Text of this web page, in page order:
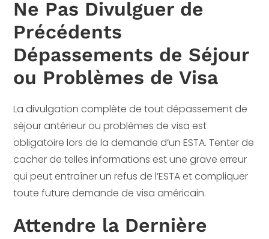
Ne Pas Divulguer de
Précédents
Dépassements de Séjour
ou Problèmes de Visa
La divulgation complète de tout dépassement de
séjour antérieur ou problèmes de visa est
obligatoire lors de la demande d’un ESTA. Tenter de
cacher de telles informations est une grave erreur
qui peut entraîner un refus de l’ESTA et compliquer
toute future demande de visa américain.
Attendre la Dernière